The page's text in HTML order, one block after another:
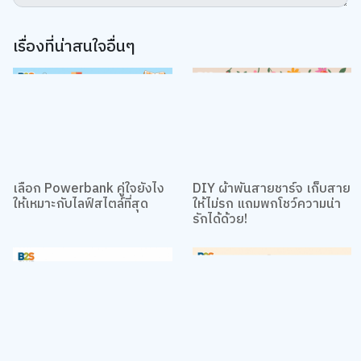
เรื่องที่น่าสนใจอื่นๆ
เลือก Powerbank คู่ใจยังไง
ให้เหมาะกับไลฟ์สไตล์ที่สุด
DIY ผ้าพันสายชาร์จ เก็บสาย
ให้ไม่รก แถมพกโชว์ความน่า